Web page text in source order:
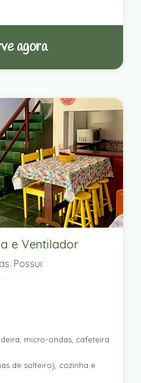
agora
e Ventilador
Possui:
micro-ondas, cafeteira
de solteiro), cozinha e